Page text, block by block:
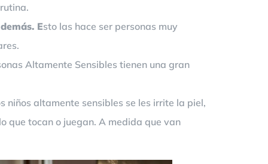
Esto las hace ser personas muy
Altamente Sensibles tienen una gran
niños altamente sensibles se les irrite la piel,
que tocan o juegan. A medida que van